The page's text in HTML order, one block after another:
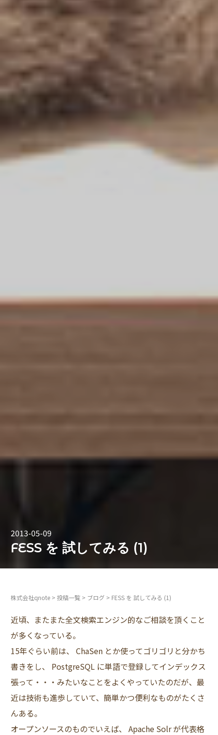
2013-05-09
FESS を 試してみる (1)
株式会社qnote >投稿一覧 > ブログ > FESS を 試してみる (1)
近頃、またまた全文検索エンジン的なご相談を頂くこと
が多くなっている。
15年ぐらい前は、 ChaSen とか使ってゴリゴリと分かち
書きをし、 PostgreSQL に単語で登録してインデックス
張って・・・みたいなことをよくやっていたのだが、最
近は技術も進歩していて、簡単かつ便利なものがたくさ
んある。
オープンソースのものでいえば、 Apache Solr が代表格